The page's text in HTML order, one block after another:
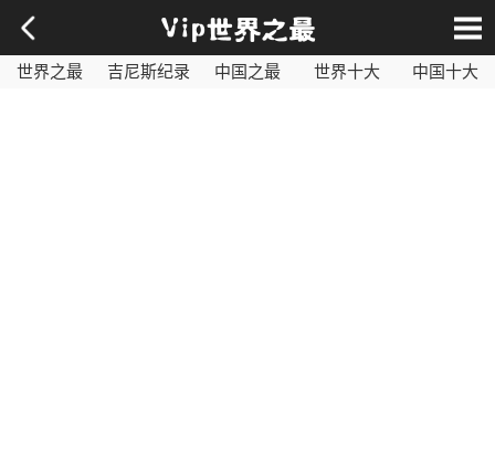
世界之最 吉尼斯纪录 中国之最 世界十大
中国十大